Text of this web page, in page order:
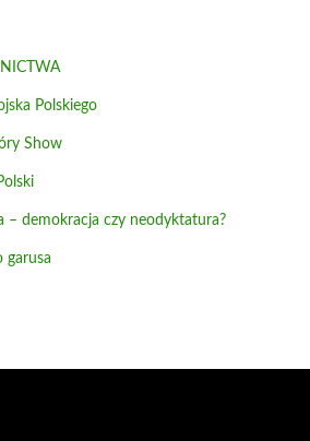
Polskiego
Show
– demokracja czy neodyktatura?
garusa